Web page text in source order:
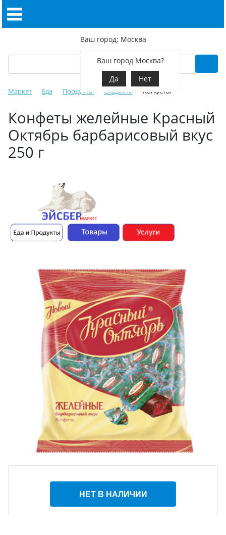
Ваш город: Москва
Ваш город Москва?
Да
Нет
Маркет Еда Продукты Сладости Конфеты
Конфеты желейные Красный
Октябрь барбарисовый вкус
250 г
НЕТ В НАЛИЧИИ